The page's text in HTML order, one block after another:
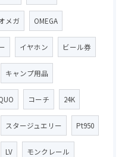
メガ OMEGA
イヤホン ビール券
キャンプ用品
コーチ 24K
スタージュエリー Pt950
LV モンクレール